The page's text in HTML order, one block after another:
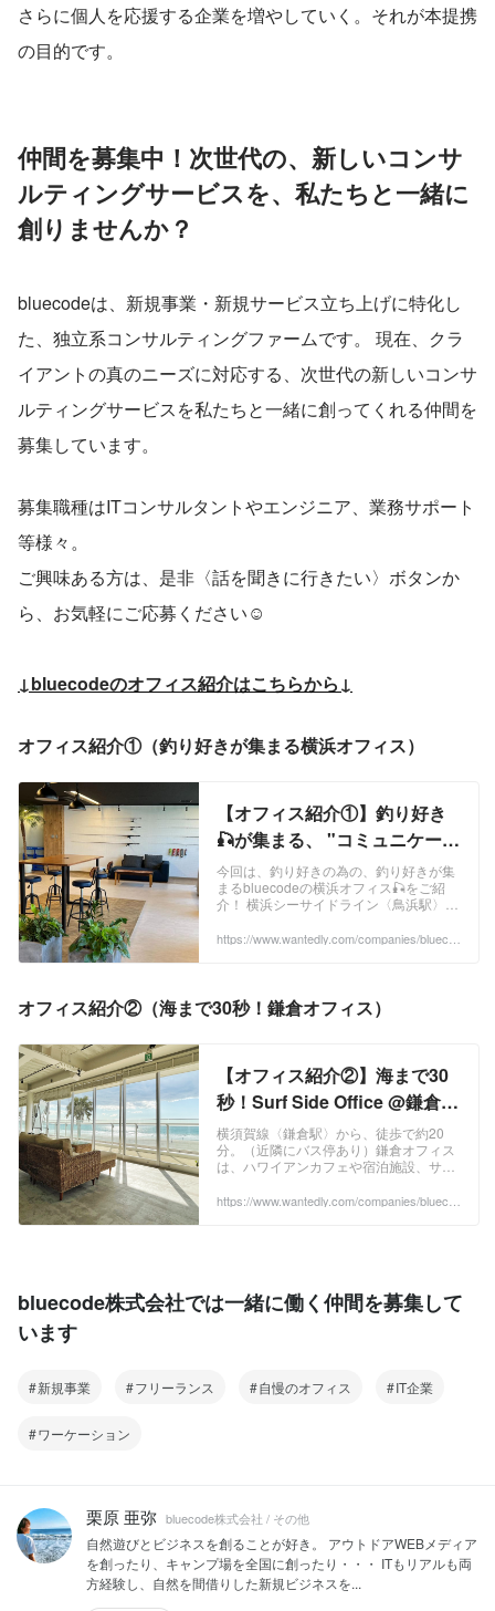
さらに個人を応援する企業を増やしていく。それが本提携
の目的です。
仲間を募集中！次世代の、新しいコンサ
ルティングサービスを、私たちと一緒に
創りませんか？
bluecodeは、新規事業・新規サービス立ち上げに特化し
た、独立系コンサルティングファームです。 現在、クラ
イアントの真のニーズに対応する、次世代の新しいコンサ
ルティングサービスを私たちと一緒に創ってくれる仲間を
募集しています。
募集職種はITコンサルタントやエンジニア、業務サポート
等様々。
ご興味ある方は、是非〈話を聞きに行きたい〉ボタンか
ら、お気軽にご応募ください☺
↓bluecodeのオフィス紹介はこちらから↓
オフィス紹介①（釣り好きが集まる横浜オフィス）
【オフィス紹介①】釣り好き
🎣が集まる、 "コミュニケーシ
ョンオフィス" @横浜 |
bluecode株式会社
今回は、釣り好きの為の、釣り好きが集
まるbluecodeの横浜オフィス🎣をご紹
介！ 横浜シーサイドライン〈鳥浜駅〉か
ジア最大級のマリーナ「横浜ベイサイド
の目の前には、イタリア製の大型豪華ク
ルーザーが停泊していることもあるんで
https://www.wantedly.com/companies/blueco
オフィス紹介②（海まで30秒！鎌倉オフィス）
【オフィス紹介②】海まで30
秒！Surf Side Office @鎌倉 |
bluecode株式会社
横須賀線〈鎌倉駅〉から、徒歩で約20
分。（近隣にバス停あり）鎌倉オフィス
は、ハワイアンカフェや宿泊施設、サー
あります。目の前に広がる材木座海岸
見ることも出来ます。 ...
https://www.wantedly.com/companies/blueco
bluecode株式会社では一緒に働く仲間を募集して
います
新規事業 フリーランス 自慢のオフィス IT企業
ワーケーション
栗原 亜弥 bluecode株式会社 / その他
自然遊びとビジネスを創ることが好き。 アウトドアWEBメディア
を創ったり、キャンプ場を全国に創ったり・・・ ITもリアルも両
方経験し、自然を間借りした新規ビジネスを...